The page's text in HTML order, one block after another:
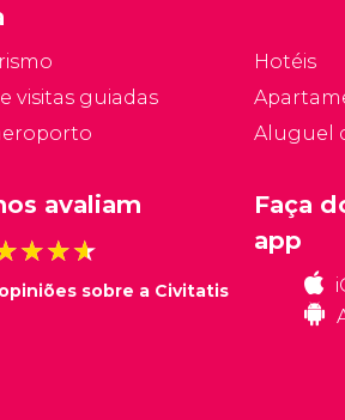
visitas guiadas
Hotéis
Aluguel
avaliam
opiniões sobre a Civitatis
Faça
app